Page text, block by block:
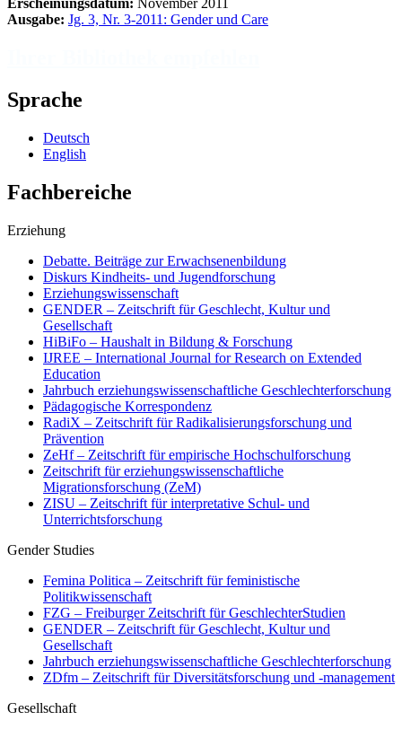
Erscheinungsdatum: November 2011
Ausgabe: Jg. 3, Nr. 3-2011: Gender und Care
Sprache
Deutsch
English
Fachbereiche
Erziehung
Debatte. Beiträge zur Erwachsenenbildung
Diskurs Kindheits- und Jugendforschung
Erziehungswissenschaft
GENDER – Zeitschrift für Geschlecht, Kultur und
Gesellschaft
HiBiFo – Haushalt in Bildung & Forschung
IJREE – International Journal for Research on Extended
Education
Jahrbuch erziehungswissenschaftliche Geschlechterforschung
Pädagogische Korrespondenz
RadiX – Zeitschrift für Radikalisierungsforschung und
Prävention
ZeHf – Zeitschrift für empirische Hochschulforschung
Zeitschrift für erziehungswissenschaftliche
Migrationsforschung (ZeM)
ZISU – Zeitschrift für interpretative Schul- und
Unterrichtsforschung
Gender Studies
Femina Politica – Zeitschrift für feministische
Politikwissenschaft
FZG – Freiburger Zeitschrift für GeschlechterStudien
GENDER – Zeitschrift für Geschlecht, Kultur und
Gesellschaft
Jahrbuch erziehungswissenschaftliche Geschlechterforschung
ZDfm – Zeitschrift für Diversitätsforschung und -management
Gesellschaft